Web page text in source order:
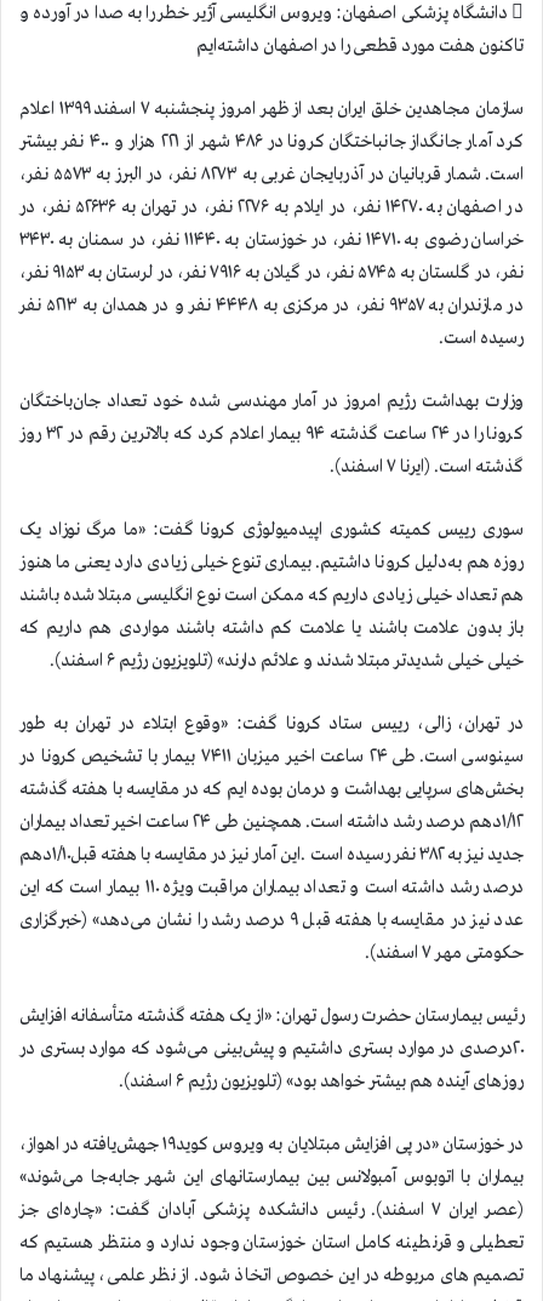
 دانشگاه پزشکی اصفهان: ویروس انگلیسی آژیر خطر را به صدا در آورده و
تاکنون هفت مورد قطعی را در اصفهان داشته‌ایم
سازمان مجاهدين خلق ايران بعد از ظهر امروز پنجشنبه ۷ اسفند ۱۳۹۹ اعلام
كرد آمار جانگداز جانباختگان كرونا در ۴۸۶ شهر از ۲۲۱ هزار و ۴۰۰ نفر بيشتر
است. شمار قربانيان در آذربایجان غربی به ۸۲۷۳ نفر، در البرز به ۵۵۷۳ نفر،
در اصفهان به ۱۴۲۷۰ نفر، در ایلام به ۲۲۷۶ نفر، در تهران به ۵۲۶۳۶ نفر، در
خراسان رضوی به ۱۴۷۱۰ نفر، در خوزستان به ۱۱۴۴۰ نفر، در سمنان به ۳۴۳۰
نفر، در گلستان به ۵۷۴۵ نفر، در گیلان به ۷۹۱۶ نفر، در لرستان به ۹۱۵۳ نفر،
در مازندران به ۹۳۵۷ نفر، در مرکزی به ۴۴۴۸ نفر و در همدان به ۵۲۱۳ نفر
رسیده است.
وزارت بهداشت رژیم امروز در آمار مهندسی شده خود تعداد جان‌باختگان
كرونا را در ۲۴ ساعت گذشته ۹۴ بیمار اعلام كرد كه بالاترين رقم در ۳۲ روز
گذشته است. (ایرنا ۷ اسفند).
سوری رییس کمیته کشوری اپیدمیولوژی کرونا گفت: «ما مرگ نوزاد یک
روزه هم به‌دلیل کرونا داشتیم. بیماری تنوع خیلی زیادی دارد یعنی ما هنوز
هم تعداد خیلی زیادی داریم که ممکن است نوع انگلیسی مبتلا شده باشند
باز بدون علامت باشند یا علامت کم داشته باشند مواردی هم داریم که
خیلی خیلی شدیدتر مبتلا شدند و علائم دارند» (تلویزیون رژیم ۶ اسفند).
در تهران، زالی، رییس ستاد کرونا گفت: «وقوع ابتلاء در تهران به طور
سینوسی است. طی ۲۴ ساعت اخیر میزبان ۷۴۱۱ بیمار با تشخیص کرونا در
بخش‌های سرپایی بهداشت و درمان بوده ایم که در مقایسه با هفته گذشته
۱/۱۲دهم درصد رشد داشته است. همچنین طی ۲۴ ساعت اخیر تعداد بیماران
جدید نیز به ۳۸۲ نفر رسیده است .این آمار نیز در مقایسه با هفته قبل۱/۱۰دهم
درصد رشد داشته است و تعداد بیماران مراقبت ویژه ۱۱۰ بیمار است که این
عدد نیز در مقایسه با هفته قبل ۹ درصد رشد را نشان می‌دهد» (خبرگزاری
حکومتی مهر ۷ اسفند).
رئیس بیمارستان حضرت رسول تهران: «از یک هفته گذشته متأسفانه افزایش
۲۰درصدی در موارد بستری داشتیم و پیش‌بینی می‌شود که موارد بستری در
روزهای آینده هم بیشتر خواهد بود» (تلویزیون رژیم ۶ اسفند).
در خوزستان «در پی افزایش مبتلایان به ویروس کوید‌۱۹ جهش‌یافته در اهواز،
بیماران با اتوبوس آمبولانس بین بیمارستانهای این شهر جابه‌جا می‌شوند‌»
(عصر ایران ۷ اسفند). رئیس دانشکده پزشکی آبادان گفت: «چاره‌ای جز
تعطیلی و قرنطینه کامل استان خوزستان وجود ندارد و منتظر هستیم که
تصمیم های مربوطه در این خصوص اتخاذ شود. از نظر علمی، پیشنهاد ما